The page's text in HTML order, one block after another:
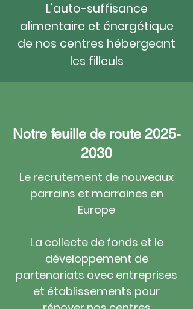
L'auto-suffisance
alimentaire et énergétique
de nos centres hébergeant
les filleuls
Notre feuille de route 2025-
2030
Le recrutement de nouveaux
parrains et marraines en
Europe
La collecte de fonds et le
développement de
partenariats avec entreprises
et établissements pour